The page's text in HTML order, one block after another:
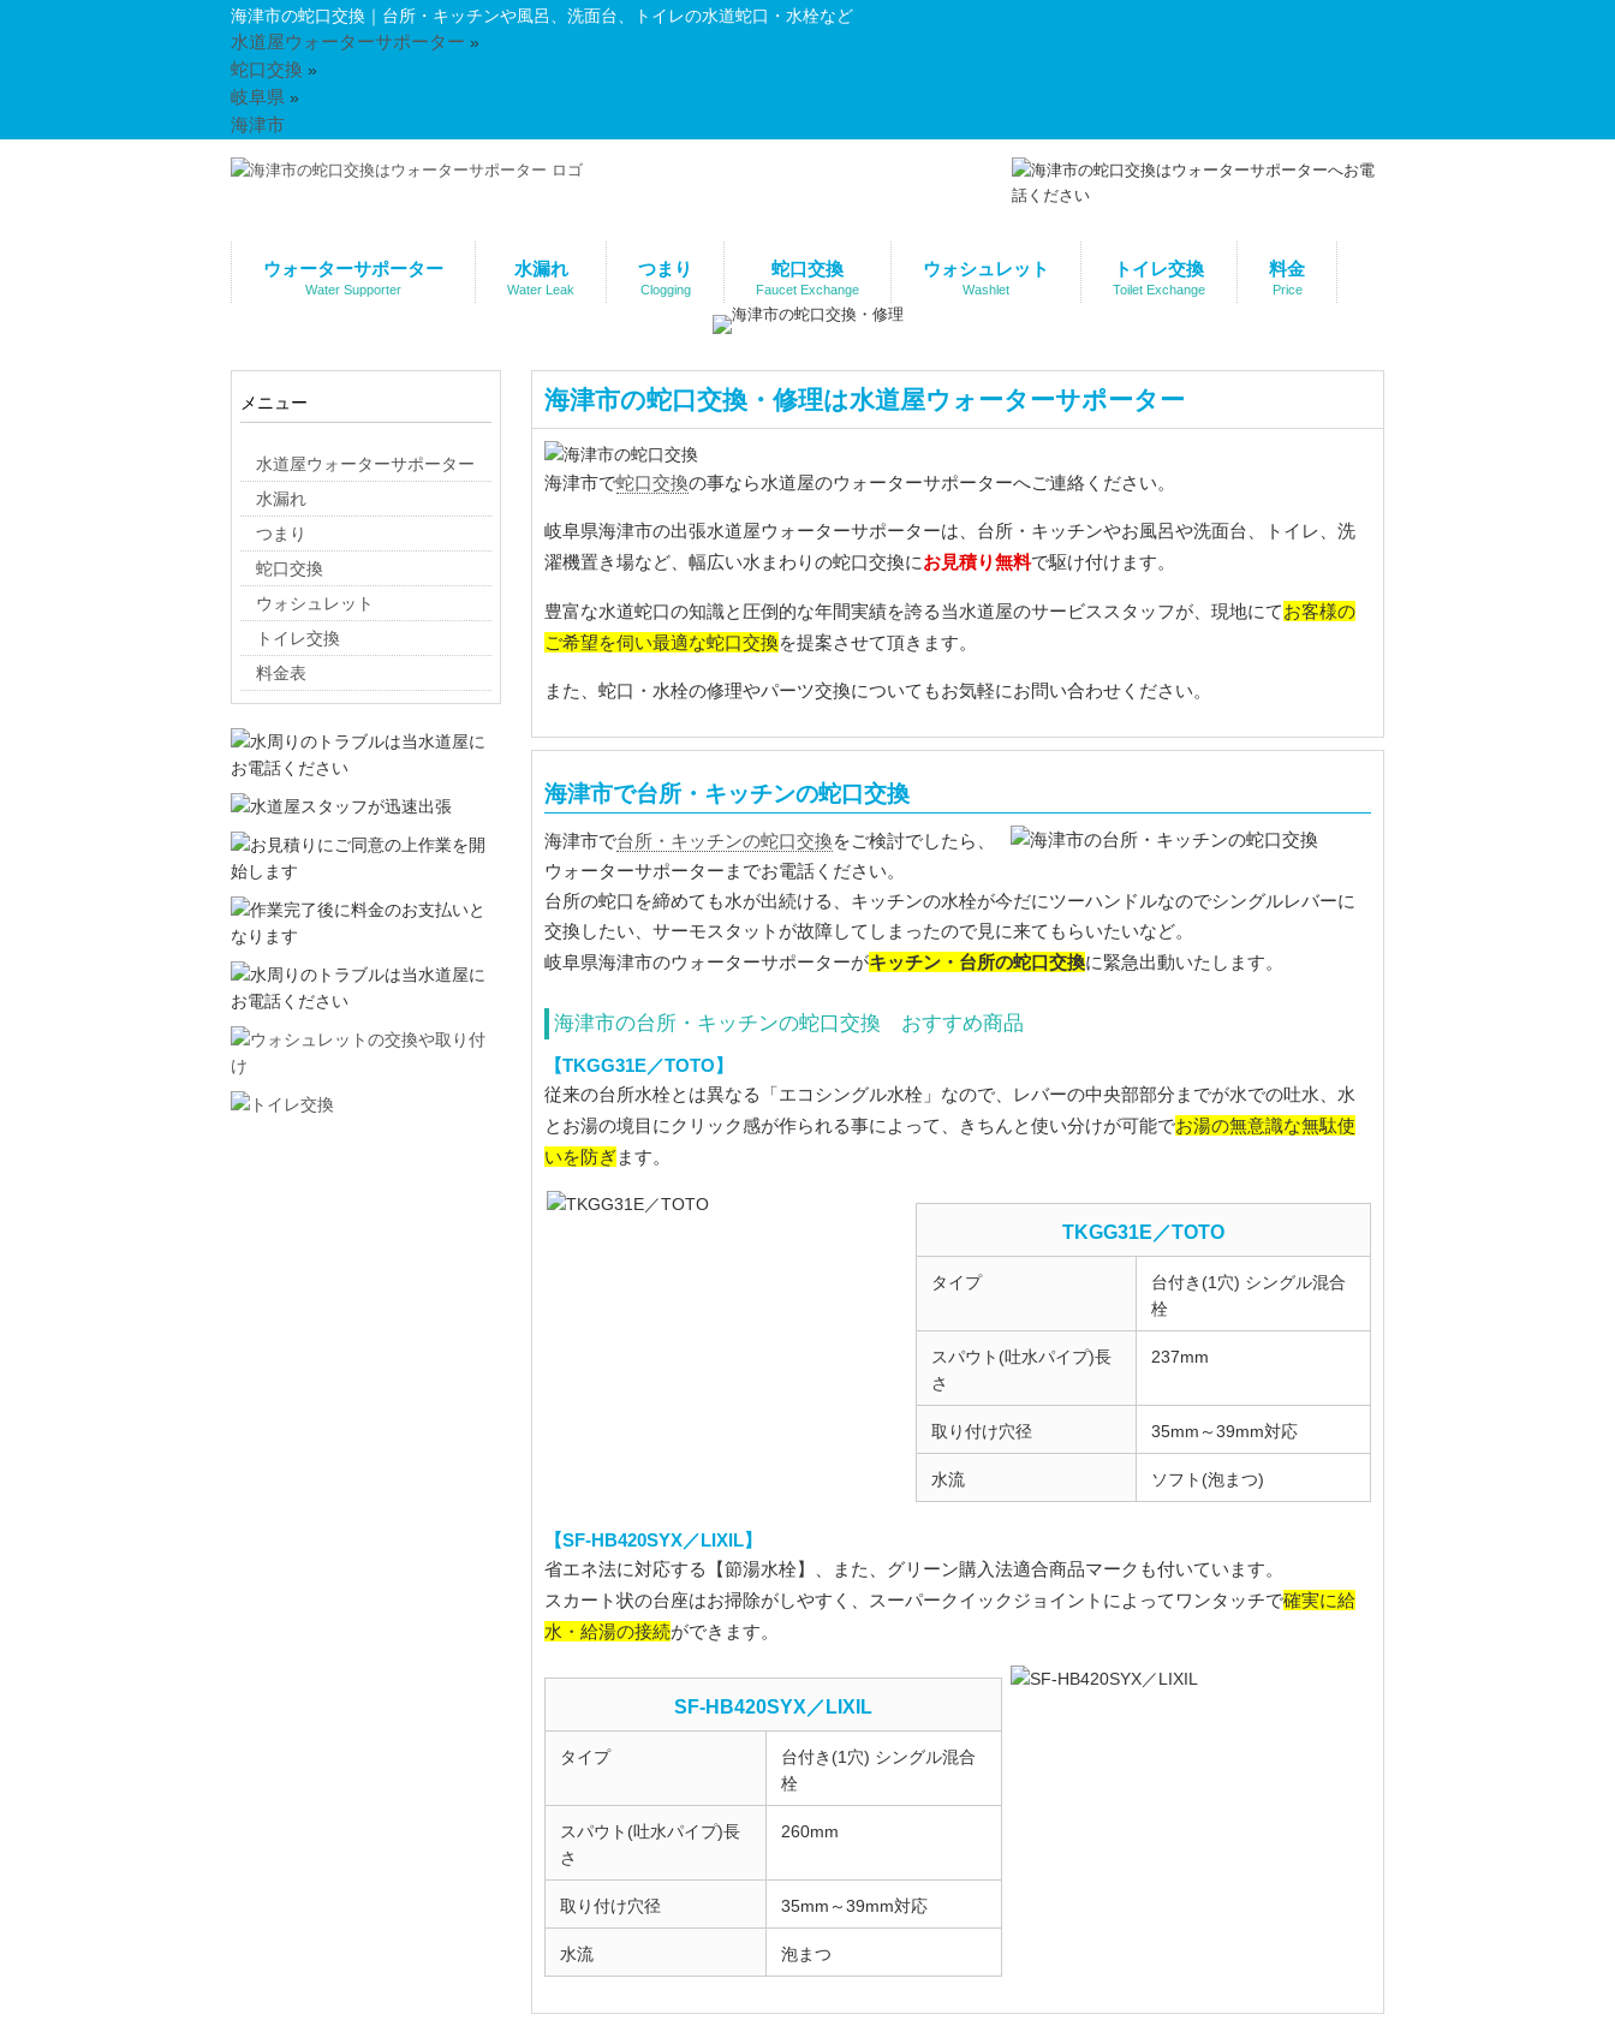
海津市の蛇口交換｜台所・キッチンや風呂、洗面台、トイレの水道蛇口・水栓など
水道屋ウォーターサポーター »
蛇口交換 »
岐阜県 »
海津市
ウォーターサポーター
Water Supporter
水漏れ
Water Leak
つまり
Clogging
蛇口交換
Faucet Exchange
ウォシュレット
Washlet
トイレ交換
Toilet Exchange
料金
Price
海津市の蛇口交換・修理は水道屋ウォーターサポーター
海津市で蛇口交換の事なら水道屋のウォーターサポーターへご連絡ください。
岐阜県海津市の出張水道屋ウォーターサポーターは、台所・キッチンやお風呂や洗面台、トイレ、洗
濯機置き場など、幅広い水まわりの蛇口交換にお見積り無料で駆け付けます。
豊富な水道蛇口の知識と圧倒的な年間実績を誇る当水道屋のサービススタッフが、現地にてお客様の
ご希望を伺い最適な蛇口交換を提案させて頂きます。
また、蛇口・水栓の修理やパーツ交換についてもお気軽にお問い合わせください。
海津市で台所・キッチンの蛇口交換
海津市で台所・キッチンの蛇口交換をご検討でしたら、
ウォーターサポーターまでお電話ください。
台所の蛇口を締めても水が出続ける、キッチンの水栓が今だにツーハンドルなのでシングルレバーに
交換したい、サーモスタットが故障してしまったので見に来てもらいたいなど。
岐阜県海津市のウォーターサポーターがキッチン・台所の蛇口交換に緊急出動いたします。
海津市の台所・キッチンの蛇口交換 おすすめ商品
【TKGG31E／TOTO】
従来の台所水栓とは異なる「エコシングル水栓」なので、レバーの中央部部分までが水での吐水、水
とお湯の境目にクリック感が作られる事によって、きちんと使い分けが可能でお湯の無意識な無駄使
いを防ぎます。
TKGG31E／TOTO
タイプ
台付き(1穴) シングル混合
栓
スパウト(吐水パイプ)長
さ
237mm
取り付け穴径 35mm～39mm対応
水流 ソフト(泡まつ)
【SF-HB420SYX／LIXIL】
省エネ法に対応する【節湯水栓】、また、グリーン購入法適合商品マークも付いています。
スカート状の台座はお掃除がしやすく、スーパークイックジョイントによってワンタッチで確実に給
水・給湯の接続ができます。
SF-HB420SYX／LIXIL
タイプ
台付き(1穴) シングル混合
栓
スパウト(吐水パイプ)長
さ
260mm
取り付け穴径 35mm～39mm対応
水流 泡まつ
メニュー
水道屋ウォーターサポーター
水漏れ
つまり
蛇口交換
ウォシュレット
トイレ交換
料金表